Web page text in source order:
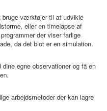
bruge værktøjer til at udvikle
eller en timelapse af
der viser farlige
da det blot er en simulation.
egne observationer og få en
arbejdsmetoder der kan lagre